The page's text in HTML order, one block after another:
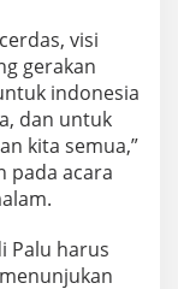
visi
gerakan
indonesia
dan untuk
kita semua,”
pada acara
Palu harus